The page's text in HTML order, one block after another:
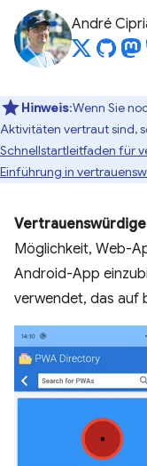
André
Hinweis:Wenn Sie
Aktivitäten vertraut sind,
Schnellstartleitfaden für
Einführung in
Möglichkeit, Web-
Android-App
verwendet, das auf